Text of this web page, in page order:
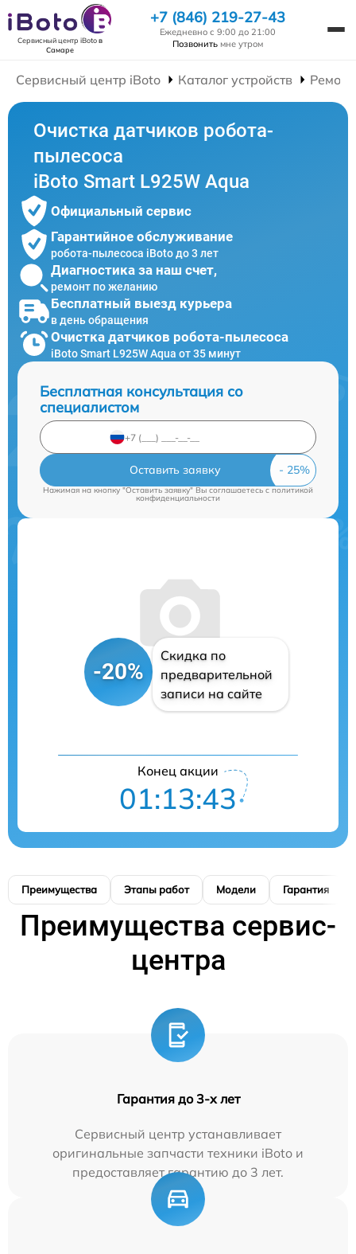
Сервисный центр iBotoв
Самаре
+7 (846) 219-27-43
Ежедневно с 9:00 до 21:00
Позвонить мне утром
Сервисный центр iBoto Каталог устройств
Очистка датчиков робота-
пылесоса
iBoto Smart L925W Aqua
Официальный сервис
Гарантийное обслуживание
робота-пылесоса iBoto до 3 лет
Диагностика за наш счет,
ремонт по желанию
Бесплатный выезд курьера
в день обращения
Очистка датчиков робота-пылесоса
iBoto Smart L925W Aqua от 35 минут
Бесплатная консультация со
специалистом
Оставить заявку
Нажимая на кнопку "Оставить заявку" Вы соглашаетесь c политикой
конфиденциальности
-20%
Скидка по
предварительной
записи на сайте
Конец акции
01:13:42
Преимущества Этапы работ Модели Гарантия
Преимущества сервис-
центра
Гарантия до 3-х лет
Сервисный центр устанавливает
оригинальные запчасти техники iBoto и
предоставляет гарантию до 3 лет.